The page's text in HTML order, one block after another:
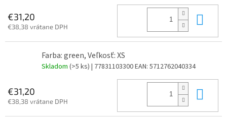
€31,20
€38,38 vrátane DPH
Farba: green, Veľkosť: XS
Skladom (>5 ks) | 77831103300EAN: 5712762040334
€31,20
€38,38 vrátane DPH